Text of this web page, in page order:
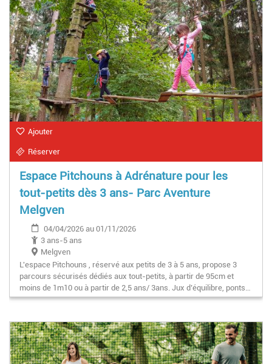
Ajouter
Réserver
Espace Pitchouns à Adrénature pour les
tout-petits dès 3 ans- Parc Aventure
Melgven
04/04/2026 au 01/11/2026
3 ans-5 ans
Melgven
L'espace Pitchouns , réservé aux petits de 3 à 5 ans, propose 3
parcours sécurisés dédiés aux tout-petits, à partir de 95cm et
moins de 1m10 ou à partir de 2,5 ans/ 3ans. Jux d’équilibre, ponts…